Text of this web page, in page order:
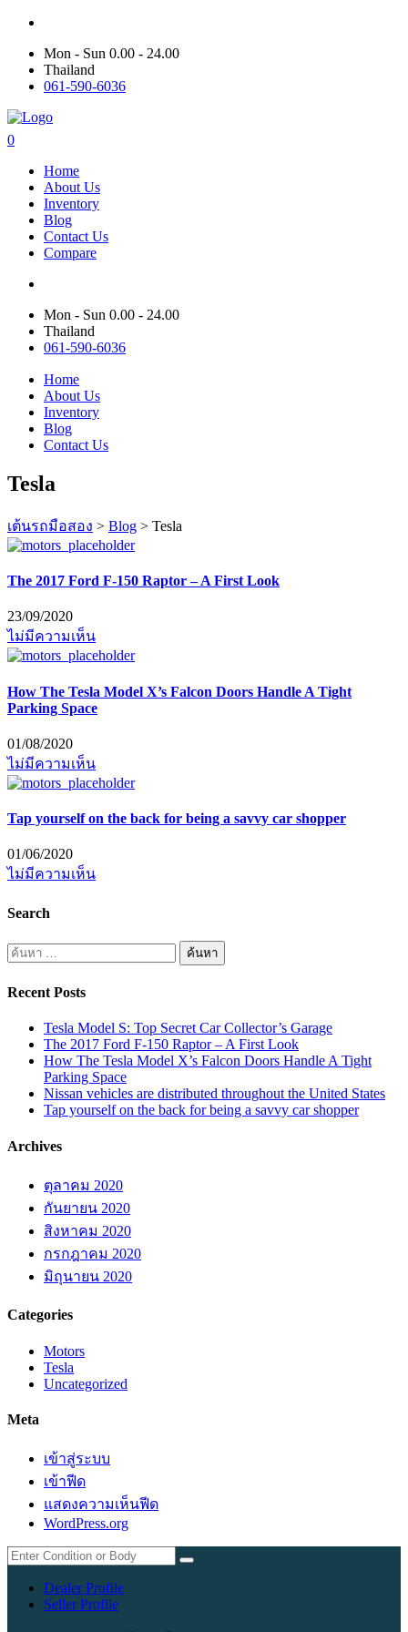
Mon - Sun 0.00 - 24.00
Thailand
061-590-6036
0
Home
About Us
Inventory
Blog
Contact Us
Compare
Mon - Sun 0.00 - 24.00
Thailand
061-590-6036
Home
About Us
Inventory
Blog
Contact Us
Tesla
เต้นรถมือสอง > Blog > Tesla
The 2017 Ford F-150 Raptor – A First Look
23/09/2020
ไม่มีความเห็น
How The Tesla Model X’s Falcon Doors Handle A Tight
Parking Space
01/08/2020
ไม่มีความเห็น
Tap yourself on the back for being a savvy car shopper
01/06/2020
ไม่มีความเห็น
Search
Recent Posts
Tesla Model S: Top Secret Car Collector’s Garage
The 2017 Ford F-150 Raptor – A First Look
How The Tesla Model X’s Falcon Doors Handle A Tight
Parking Space
Nissan vehicles are distributed throughout the United States
Tap yourself on the back for being a savvy car shopper
Archives
ตุลาคม 2020
กันยายน 2020
สิงหาคม 2020
กรกฎาคม 2020
มิถุนายน 2020
Categories
Motors
Tesla
Uncategorized
Meta
เข้าสู่ระบบ
เข้าฟีด
แสดงความเห็นฟีด
WordPress.org
Dealer Profile
Seller Profile